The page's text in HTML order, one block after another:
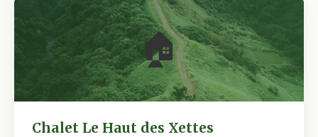
🏠
Chalet Le Haut des Xettes